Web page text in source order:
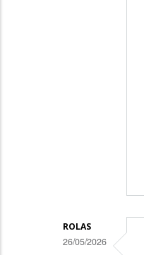
ROLAS
26/05/2026